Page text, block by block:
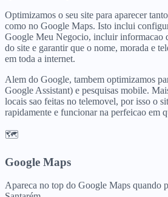
Optimizamos o seu site para aparecer
como no Google Maps. Isto inclui
Google Meu Negocio, incluir informacao
do site e garantir que o nome, morada e
em toda a internet.
Alem do Google, tambem optimizamos
Google Assistant) e pesquisas mobile.
locais sao feitas no telemovel, por isso o
rapidamente e funcionar na perfeicao em
🗺️
Google Maps
Apareca no top do Google Maps quando